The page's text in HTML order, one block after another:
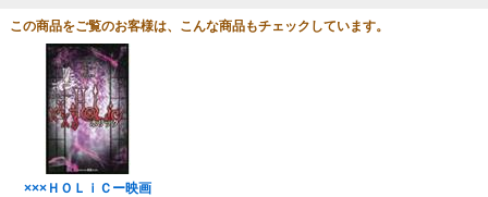
この商品をご覧のお客様は、こんな商品もチェックしています。
×××ＨＯＬｉＣー映画